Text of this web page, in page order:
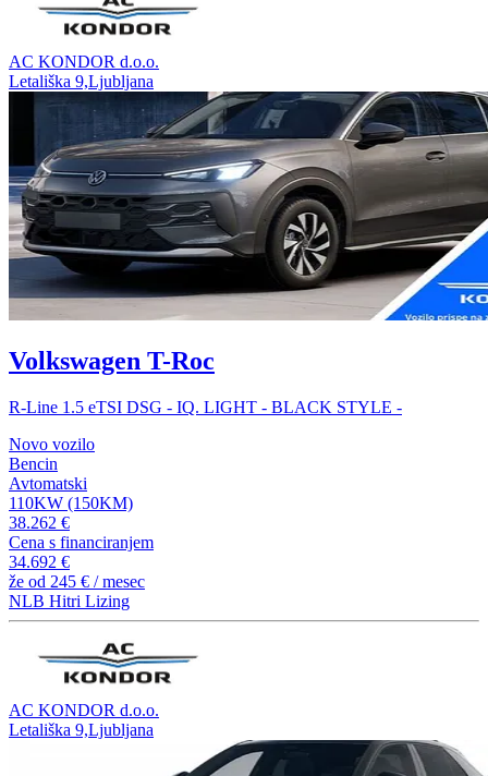
AC KONDOR d.o.o.
Letališka 9,Ljubljana
Volkswagen T-Roc
R-Line 1.5 eTSI DSG - IQ. LIGHT - BLACK STYLE -
Novo vozilo
Bencin
Avtomatski
110KW (150KM)
38.262 €
Cena s financiranjem
34.692 €
že od 245 € / mesec
NLB Hitri Lizing
AC KONDOR d.o.o.
Letališka 9,Ljubljana